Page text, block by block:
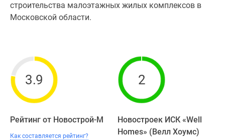
строительства малоэтажных жилых комплексов в
Московской области.
3.9
Рейтинг от Новострой-М
Как составляется рейтинг?
2
Новостроек ИСК «Well
Homes» (Велл Хоумс)